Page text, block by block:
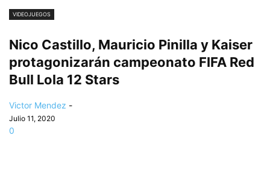
VIDEOJUEGOS
Nico Castillo, Mauricio Pinilla y Kaiser
protagonizarán campeonato FIFA Red
Bull Lola 12 Stars
Victor Mendez -
Julio 11, 2020
0